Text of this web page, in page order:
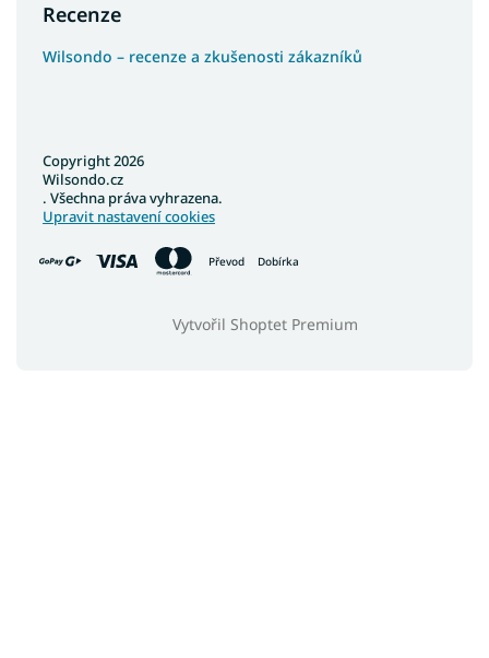
Recenze
Wilsondo – recenze a zkušenosti zákazníků
Převod Dobírka
Vytvořil Shoptet Premium
Copyright 2026
Wilsondo.cz
. Všechna práva vyhrazena.
Upravit nastavení cookies